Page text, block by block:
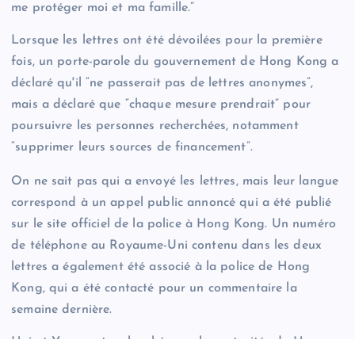
me protéger moi et ma famille.”
Lorsque les lettres ont été dévoilées pour la première
fois, un porte-parole du gouvernement de Hong Kong a
déclaré qu'il “ne passerait pas de lettres anonymes”,
mais a déclaré que “chaque mesure prendrait” pour
poursuivre les personnes recherchées, notamment
“supprimer leurs sources de financement”.
On ne sait pas qui a envoyé les lettres, mais leur langue
correspond à un appel public annoncé qui a été publié
sur le site officiel de la police à Hong Kong. Un numéro
de téléphone au Royaume-Uni contenu dans les deux
lettres a également été associé à la police de Hong
Kong, qui a été contacté pour un commentaire la
semaine dernière.